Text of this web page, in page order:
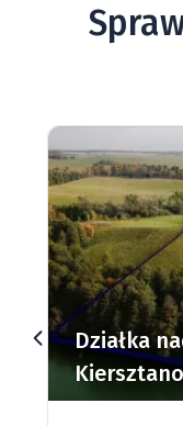
Działki
Dąbrowa